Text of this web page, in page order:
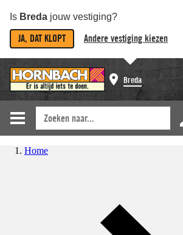
Is Breda jouw vestiging?
JA, DAT KLOPT Andere vestiging kiezen
Breda
Home